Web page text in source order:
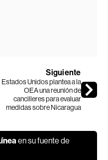
Siguiente
Estados Unidos plantea a la
OEA una reunión de
cancilleres para evaluar
medidas sobre Nicaragua
en su fuente de